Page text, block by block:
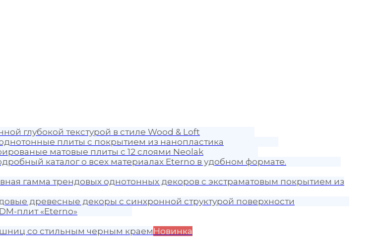
глубокой текстурой в стиле Wood & Loft
плиты с покрытием из нанопластика
матовые плиты с 12 слоями Neolak
каталог о всех материалах Eterno в удобном формате.
гамма трендовых однотонных декоров с экстраматовым покрытием из
древесные декоры с синхронной структурой поверхности
плит «Eterno»
со стильным черным краемНовинка